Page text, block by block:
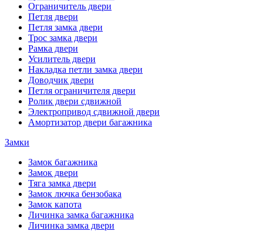
Ограничитель двери
Петля двери
Петля замка двери
Трос замка двери
Рамка двери
Усилитель двери
Накладка петли замка двери
Доводчик двери
Петля ограничителя двери
Ролик двери сдвижной
Электропривод сдвижной двери
Амортизатор двери багажника
Замки
Замок багажника
Замок двери
Тяга замка двери
Замок лючка бензобака
Замок капота
Личинка замка багажника
Личинка замка двери